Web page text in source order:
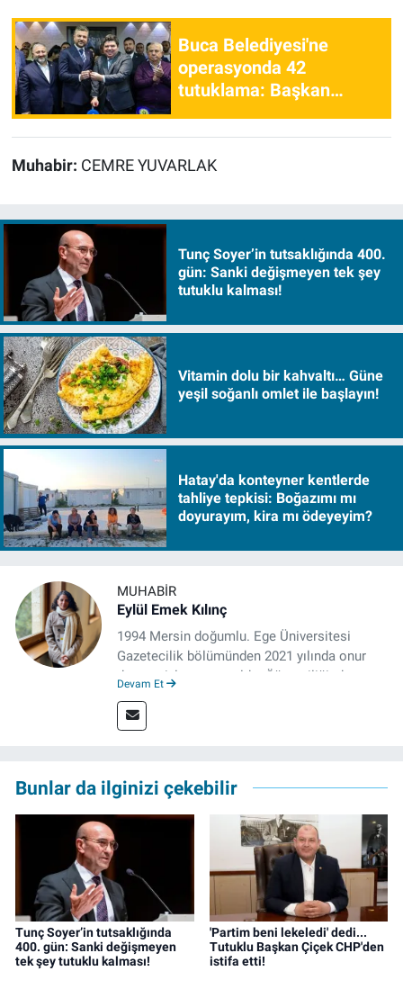
Buca Belediyesi'ne
operasyonda 42
tutuklama: Başkan
hakkındaki suçlamalar
neler?
Muhabir: CEMRE YUVARLAK
Tunç Soyer’in tutsaklığında 400.
gün: Sanki değişmeyen tek şey
tutuklu kalması!
Vitamin dolu bir kahvaltı… Güne
yeşil soğanlı omlet ile başlayın!
Hatay'da konteyner kentlerde
tahliye tepkisi: Boğazımı mı
doyurayım, kira mı ödeyeyim?
MUHABIR
Eylül Emek Kılınç
1994 Mersin doğumlu. Ege Üniversitesi
Gazetecilik bölümünden 2021 yılında onur
derecesiyle mezun oldu. Öğrenciliğinde
deneyimin dışında kapatılana kadar Artı TV
ve TELE1 TV Ankara bürolarında editör ve
Devam Et
Bunlar da ilginizi çekebilir
Tunç Soyer’in tutsaklığında
400. gün: Sanki değişmeyen
tek şey tutuklu kalması!
'Partim beni lekeledi' dedi...
Tutuklu Başkan Çiçek CHP'den
istifa etti!